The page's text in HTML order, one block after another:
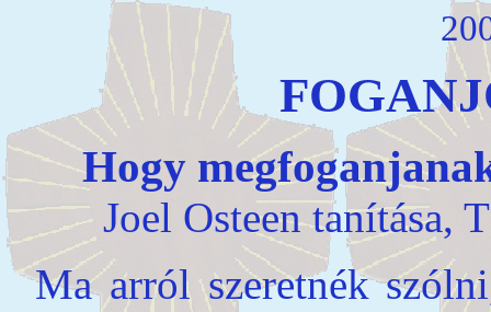
Hogy
Joel Osteen tanítása,
Ma arról szeretnék